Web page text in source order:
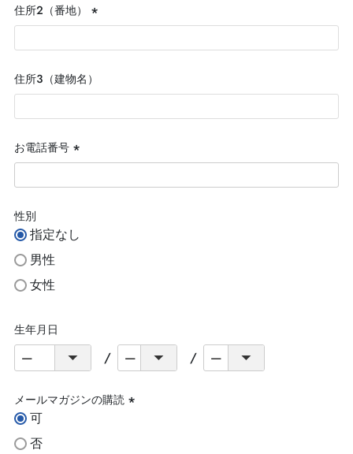
住所２（番地）
(必
須)
住所３（建物名）
お電話番号
(必
須)
性別
指定なし
男性
女性
生年月日
メールマガジンの購読
可
否